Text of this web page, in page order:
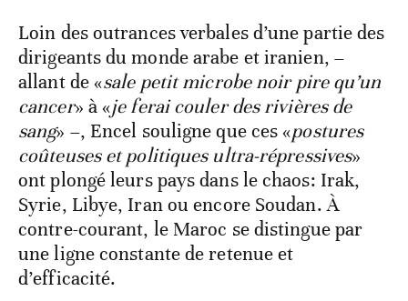
Loin des outrances verbales d’une partie des
dirigeants du monde arabe et iranien, –
allant de «sale petit microbe noir pire qu’un
cancer» à «je ferai couler des rivières de
sang» –, Encel souligne que ces «postures
coûteuses et politiques ultra-répressives»
ont plongé leurs pays dans le chaos: Irak,
Syrie, Libye, Iran ou encore Soudan. À
contre-courant, le Maroc se distingue par
une ligne constante de retenue et
d’efficacité.